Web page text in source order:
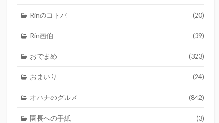
Rinのコトバ (20)
Rin画伯 (39)
おでまめ (323)
おまいり (24)
オハナのグルメ (842)
園長への手紙 (3)